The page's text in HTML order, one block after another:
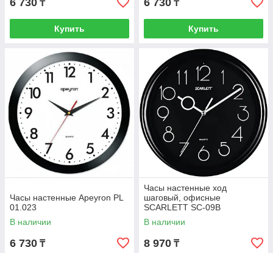
6 730 ₸
Купить
6 730 ₸
Купить
Часы настенные Apeyron PL
01.023
В наличии
6 730 ₸
Часы настенные ход
шаговый, офисные
SCARLETT SC-09B
В наличии
8 970 ₸